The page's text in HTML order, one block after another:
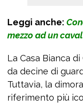
Leggi anche:
mezzo ad un
La Casa Bianca
da decine di
Tuttavia, la
riferimento più